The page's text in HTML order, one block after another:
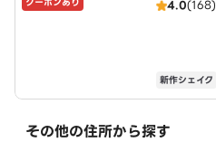
4.0(168)
新作シェイク
その他の住所から探す